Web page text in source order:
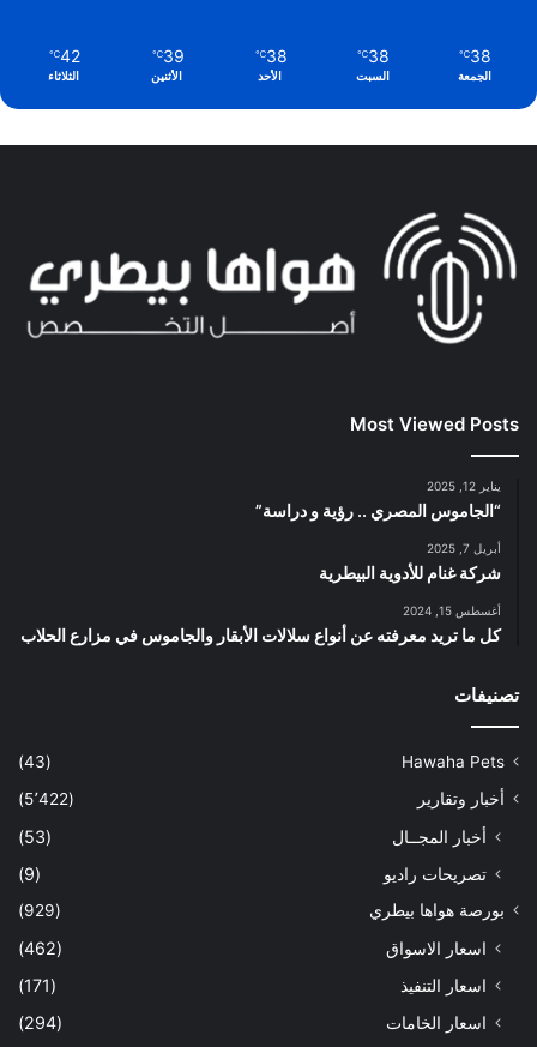
38
℃
الجمعة
38
℃
السبت
38
℃
الأحد
39
℃
الأثنين
42
℃
الثلاثاء
Most Viewed Posts
يناير 12, 2025
“الجاموس المصري .. رؤية و دراسة”
أبريل 7, 2025
شركة غنام للأدوية البيطرية
أغسطس 15, 2024
كل ما تريد معرفته عن أنواع سلالات الأبقار والجاموس في مزارع الحلاب
تصنيفات
Hawaha Pets
(43)
أخبار وتقارير
(5٬422)
أخبار المجــال
(53)
تصريحات راديو
(9)
بورصة هواها بيطري (929)
اسعار الاسواق
(462)
اسعار التنفيذ
(171)
اسعار الخامات
(294)